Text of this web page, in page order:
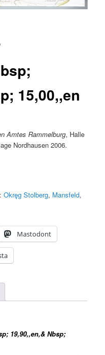
15,00,,en
Amtes Rammelburg, Halle
Nordhausen 2006.
Okręg Stolberg, Mansfeld,
Mastodont
19,90,,en,& Nbsp;